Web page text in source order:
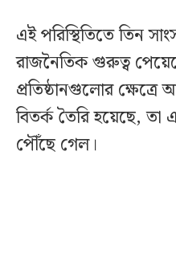
এই পরিস্থিতিতে তিন
রাজনৈতিক গুরুত্ব
প্রতিষ্ঠানগুলোর
বিতর্ক তৈরি হয়েছে,
পৌঁছে গেল।